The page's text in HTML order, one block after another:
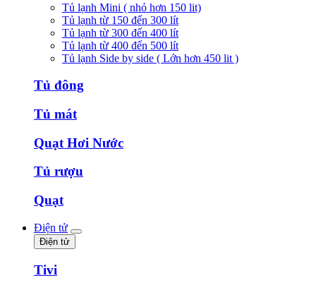
Tủ lạnh Mini ( nhỏ hơn 150 lit)
Tủ lạnh từ 150 đến 300 lít
Tủ lạnh từ 300 đến 400 lít
Tủ lạnh từ 400 đến 500 lít
Tủ lạnh Side by side ( Lớn hơn 450 lit )
Tủ đông
Tủ mát
Quạt Hơi Nước
Tủ rượu
Quạt
Điện tử
Điện tử
Tivi